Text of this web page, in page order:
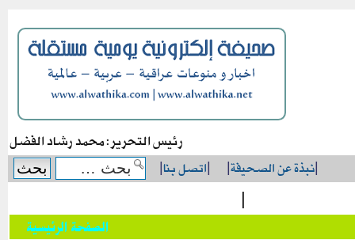
رئيس التحرير: محمد رشاد الفضل
|نبذة عن الصحيفة|
|اتصل بنا|
|
الصفحة الرئيسية